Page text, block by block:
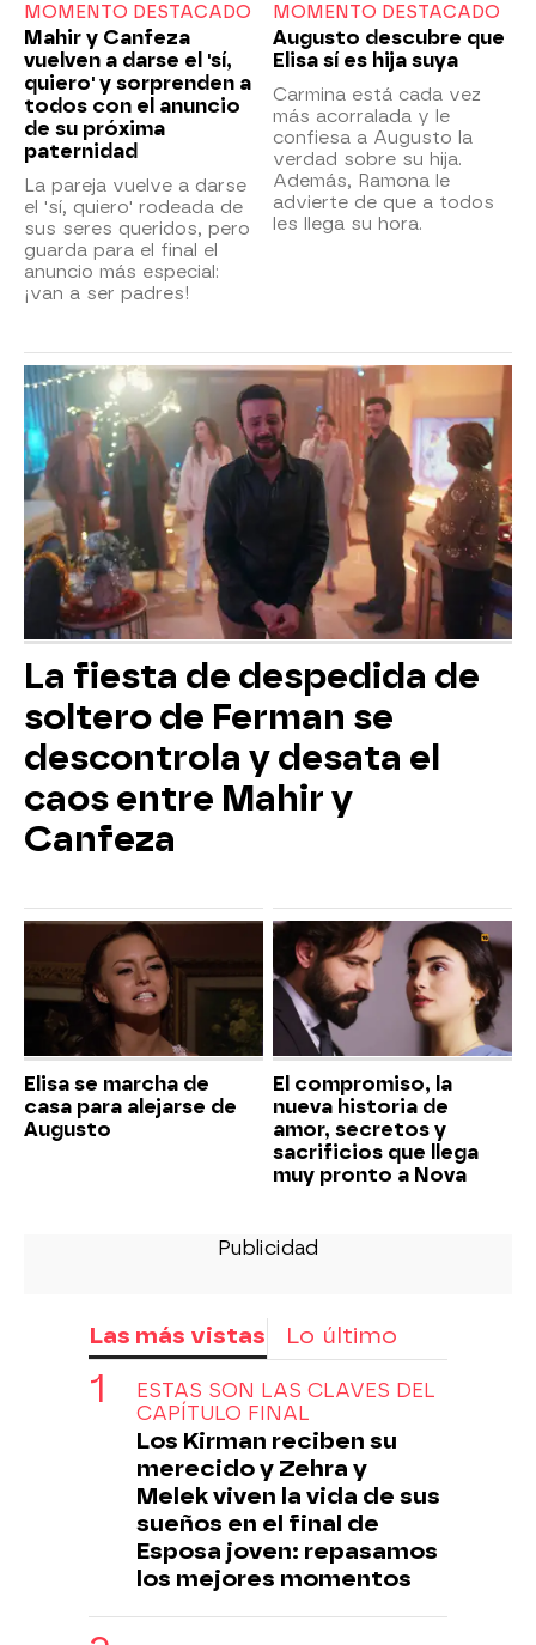
MOMENTO DESTACADO
Mahir y Canfeza
vuelven a darse el 'sí,
quiero' y sorprenden a
todos con el anuncio
de su próxima
paternidad
La pareja vuelve a darse
el 'sí, quiero' rodeada de
sus seres queridos, pero
guarda para el final el
anuncio más especial:
¡van a ser padres!
MOMENTO DESTACADO
Augusto descubre que
Elisa sí es hija suya
Carmina está cada vez
más acorralada y le
confiesa a Augusto la
verdad sobre su hija.
Además, Ramona le
advierte de que a todos
les llega su hora.
La fiesta de despedida de
soltero de Ferman se
descontrola y desata el
caos entre Mahir y
Canfeza
Elisa se marcha de
casa para alejarse de
Augusto
El compromiso, la
nueva historia de
amor, secretos y
sacrificios que llega
muy pronto a Nova
Las más vistas Lo último
ESTAS SON LAS CLAVES DEL
CAPÍTULO FINAL
Los Kirman reciben su
merecido y Zehra y
Melek viven la vida de sus
sueños en el final de
Esposa joven: repasamos
los mejores momentos